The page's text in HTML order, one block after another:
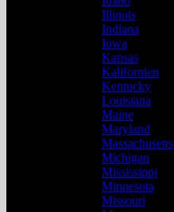
Illinois
Indiana
Iowa
Kansas
Kalifornien
Kentucky
Louisiana
Maine
Maryland
Massachusetts
Michigan
Mississippi
Minnesota
Missouri